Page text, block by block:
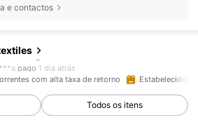
e contactos
3K Seguidores
3K Seguidores
pago 1 dia atrás
3K Seguidores
com alta taxa de retorno Estabelecido
Todos os itens